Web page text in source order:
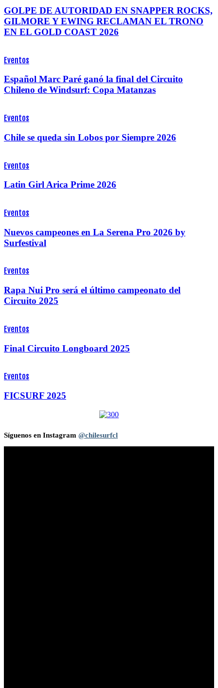
GOLPE DE AUTORIDAD EN SNAPPER ROCKS,
GILMORE Y EWING RECLAMAN EL TRONO
EN EL GOLD COAST 2026
Eventos
Español Marc Paré ganó la final del Circuito
Chileno de Windsurf: Copa Matanzas
Eventos
Chile se queda sin Lobos por Siempre 2026
Eventos
Latin Girl Arica Prime 2026
Eventos
Nuevos campeones en La Serena Pro 2026 by
Surfestival
Eventos
Rapa Nui Pro será el último campeonato del
Circuito 2025
Eventos
Final Circuito Longboard 2025
Eventos
FICSURF 2025
Síguenos en Instagram @chilesurfcl